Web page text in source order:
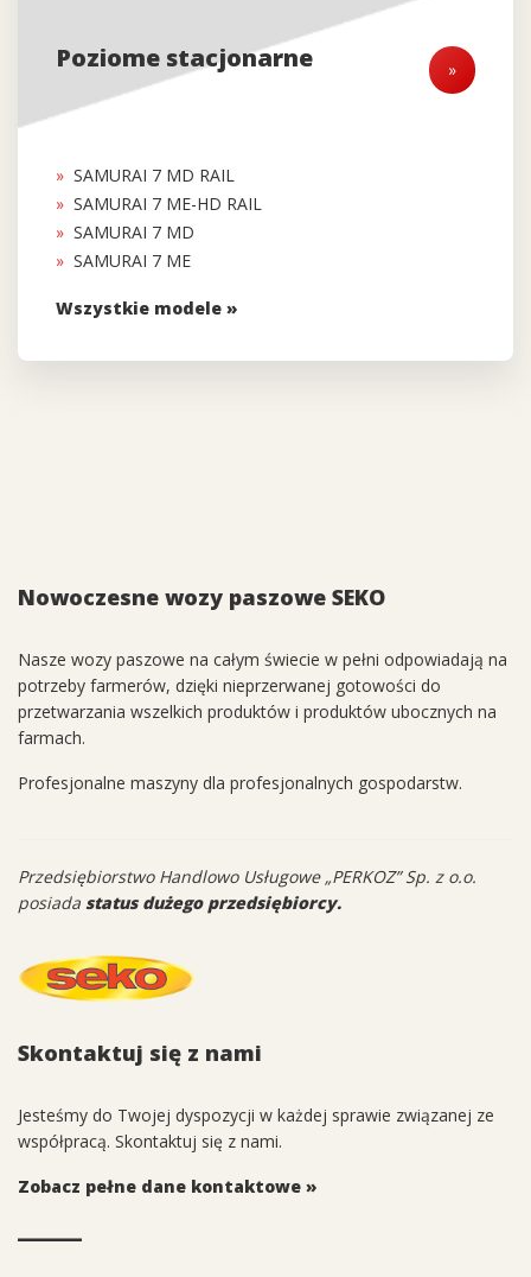
»
Poziome stacjonarne
SAMURAI 7 MD RAIL
SAMURAI 7 ME-HD RAIL
SAMURAI 7 MD
SAMURAI 7 ME
Wszystkie modele »
Nowoczesne wozy paszowe SEKO
Nasze wozy paszowe na całym świecie w pełni odpowiadają na
potrzeby farmerów, dzięki nieprzerwanej gotowości do
przetwarzania wszelkich produktów i produktów ubocznych na
farmach.
Profesjonalne maszyny dla profesjonalnych gospodarstw.
Przedsiębiorstwo Handlowo Usługowe „PERKOZ” Sp. z o.o.
posiada status dużego przedsiębiorcy.
Skontaktuj się z nami
Jesteśmy do Twojej dyspozycji w każdej sprawie związanej ze
współpracą. Skontaktuj się z nami.
Zobacz pełne dane kontaktowe »